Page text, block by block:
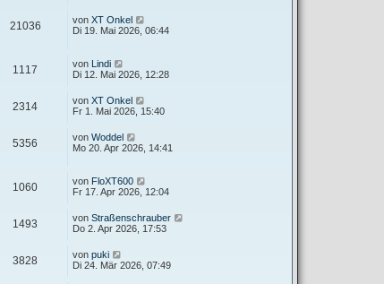
21036 von XT Onkel
Di 19. Mai 2026, 06:44
1117 von Lindi
Di 12. Mai 2026, 12:28
2314 von XT Onkel
Fr 1. Mai 2026, 15:40
5356 von Woddel
Mo 20. Apr 2026, 14:41
1060 von FloXT600
Fr 17. Apr 2026, 12:04
1493 von Straßenschrauber
Do 2. Apr 2026, 17:53
3828 von puki
Di 24. Mär 2026, 07:49